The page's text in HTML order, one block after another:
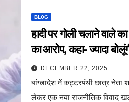
BLOG
हादी पर गोली चलाने वाले
का आरोप, कहा- ज्यादा
bangladesh hadi
islami bnp leader
DECEMBER 22, 2025
बांग्लादेश में कट्टरपंथी छात्र नेता
लेकर एक नया राजनीतिक विवाद